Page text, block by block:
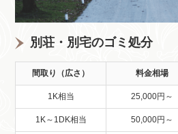
別荘・別宅のゴミ処分
間取り（広さ） 料金相場
1K相当 25,000円～
1K～1DK相当 50,000円～